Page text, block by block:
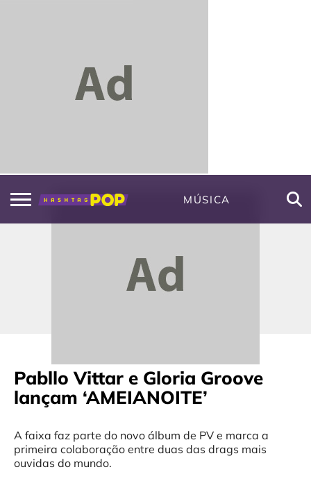
MÚSICA
Pabllo Vittar e Gloria Groove
lançam ‘AMEIANOITE’
A faixa faz parte do novo álbum de PV e marca a
primeira colaboração entre duas das drags mais
ouvidas do mundo.